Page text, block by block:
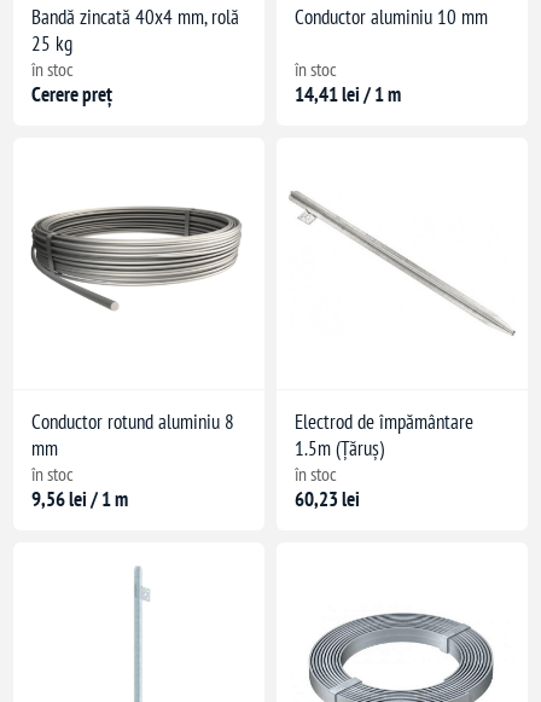
de trăsnet
Bandă zincată 40x4 mm, rolă
25 kg
în stoc
Cerere preț
Conductor aluminiu 10 mm
în stoc
14,41 lei / 1 m
Conductor rotund aluminiu 8
mm
în stoc
9,56 lei / 1 m
Electrod de împământare
1.5m (Țăruș)
în stoc
60,23 lei